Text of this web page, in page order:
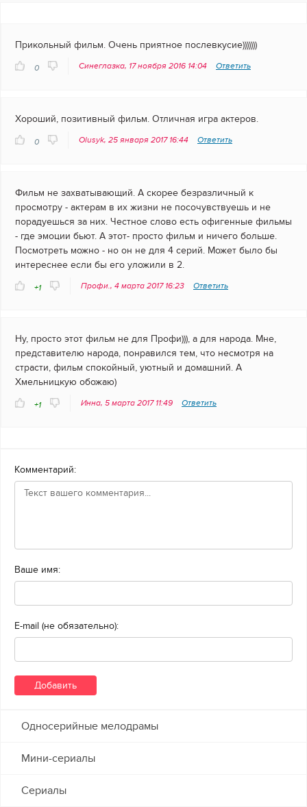
Прикольный фильм. Очень приятное послевкусие)))))))
0 Синеглазка, 17 ноября 2016 14:04 Ответить
Хороший, позитивный фильм. Отличная игра актеров.
0 Olusyk, 25 января 2017 16:44 Ответить
Фильм не захватывающий. А скорее безразличный к
просмотру - актерам в их жизни не посочувствуешь и не
порадуешься за них. Честное слово есть офигенные фильмы
- где эмоции бьют. А этот- просто фильм и ничего больше.
Посмотреть можно - но он не для 4 серий. Может было бы
интереснее если бы его уложили в 2.
+1 Профи., 4 марта 2017 16:23 Ответить
Ну, просто этот фильм не для Профи))), а для народа. Мне,
представителю народа, понравился тем, что несмотря на
страсти, фильм спокойный, уютный и домашний. А
Хмельницкую обожаю)
+1 Инна, 5 марта 2017 11:49 Ответить
Комментарий:
Ваше имя:
E-mail (не обязательно):
Односерийные мелодрамы
Мини-сериалы
Сериалы